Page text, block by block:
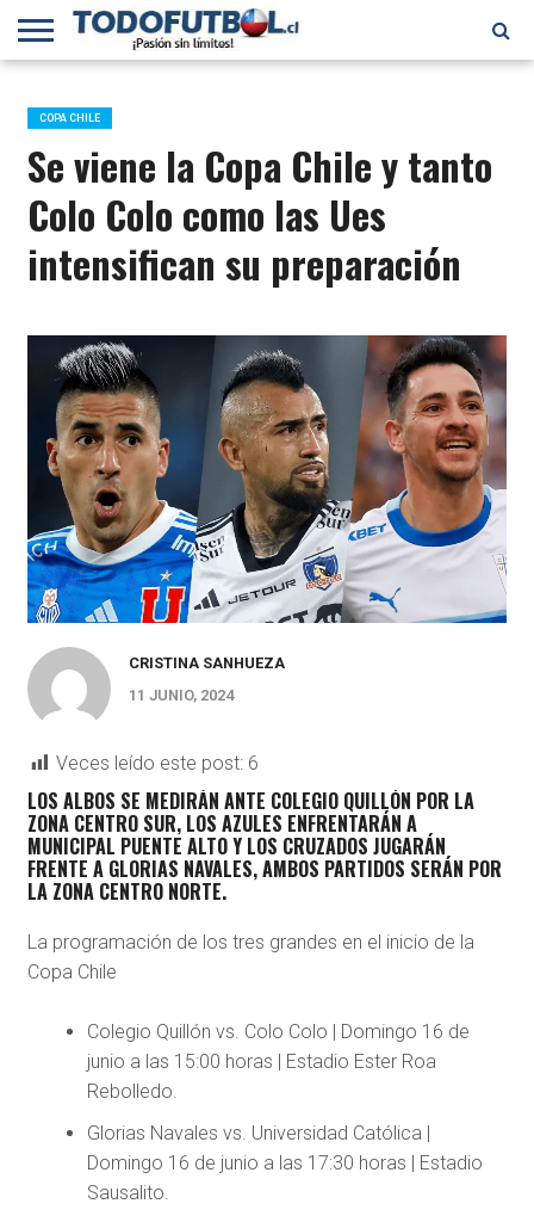
PRIMERA
B
SELECCIÓN
CHILENA
CHILENOS
EN EL
MUNDO
FÚTBOL
INTERNACIONAL
COPA CHILE
Se viene la Copa Chile y tanto
Colo Colo como las Ues
intensifican su preparación
CRISTINA SANHUEZA
11 JUNIO, 2024
Veces leído este post: 6
LOS ALBOS SE MEDIRÁN ANTE COLEGIO QUILLÓN POR LA
ZONA CENTRO SUR, LOS AZULES ENFRENTARÁN A
MUNICIPAL PUENTE ALTO Y LOS CRUZADOS JUGARÁN
FRENTE A GLORIAS NAVALES, AMBOS PARTIDOS SERÁN POR
LA ZONA CENTRO NORTE.
La programación de los tres grandes en el inicio de la
Copa Chile
Colegio Quillón vs. Colo Colo | Domingo 16 de
junio a las 15:00 horas | Estadio Ester Roa
Rebolledo.
Glorias Navales vs. Universidad Católica |
Domingo 16 de junio a las 17:30 horas | Estadio
Sausalito.